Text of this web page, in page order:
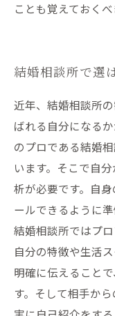
ことも覚えておくべ
結婚相談所で選
近年、結婚相談所
ばれる自分になる
のプロである結婚
います。そこで自
析が必要です。自
ールできるように
結婚相談所ではプ
自分の特徴や生活
明確に伝えること
す。そして相手か